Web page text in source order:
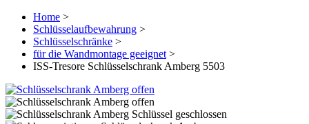
Home >
Schlüsselaufbewahrung >
Schlüsselschränke >
für die Wandmontage geeignet >
ISS-Tresore Schlüsselschrank Amberg 5503